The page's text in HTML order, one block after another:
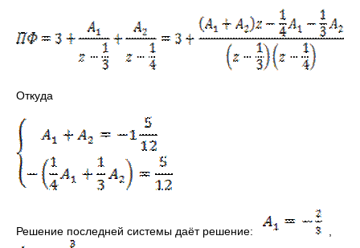
Откуда
Решение последней системы даёт решение: